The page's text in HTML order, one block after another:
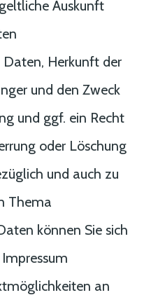
Auskunft
Herkunft der
und den Zweck
und ggf. ein Recht
oder Löschung
und auch zu
Thema
können Sie sich
an